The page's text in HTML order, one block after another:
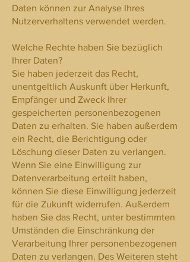
Daten können zur Analyse Ihres
Nutzerverhaltens verwendet werden.
Welche Rechte haben Sie bezüglich
Ihrer Daten?
Sie haben jederzeit das Recht,
unentgeltlich Auskunft über Herkunft,
Empfänger und Zweck Ihrer
gespeicherten personenbezogenen
Daten zu erhalten. Sie haben außerdem
ein Recht, die Berichtigung oder
Löschung dieser Daten zu verlangen.
Wenn Sie eine Einwilligung zur
Datenverarbeitung erteilt haben,
können Sie diese Einwilligung jederzeit
für die Zukunft widerrufen. Außerdem
haben Sie das Recht, unter bestimmten
Umständen die Einschränkung der
Verarbeitung Ihrer personenbezogenen
Daten zu verlangen. Des Weiteren steht